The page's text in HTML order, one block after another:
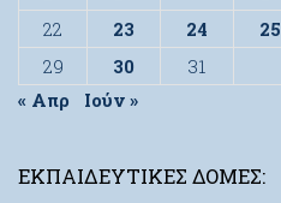
22
23 24 25
29
30
31
« Απρ
Ιούν »
ΕΚΠΑΙΔΕΥΤΙΚΈΣ ΔΟΜΈΣ: